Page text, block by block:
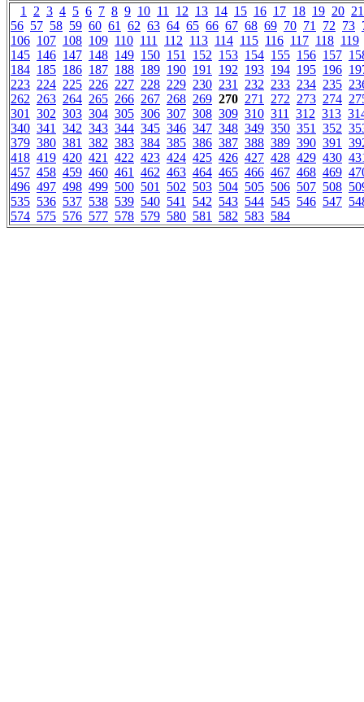
1 2 3 4 5 6 7 8 9 10 11 12 13 14 15 16 17 18 19 20 21
56 57 58 59 60 61 62 63 64 65 66 67 68 69 70 71 72 73
106 107 108 109 110 111 112 113 114 115 116 117 118 119
145 146 147 148 149 150 151 152 153 154 155 156 157
184 185 186 187 188 189 190 191 192 193 194 195 196
223 224 225 226 227 228 229 230 231 232 233 234 235
262 263 264 265 266 267 268 269 270 271 272 273 274
301 302 303 304 305 306 307 308 309 310 311 312 313
340 341 342 343 344 345 346 347 348 349 350 351 352
379 380 381 382 383 384 385 386 387 388 389 390 391
418 419 420 421 422 423 424 425 426 427 428 429 430
457 458 459 460 461 462 463 464 465 466 467 468 469
496 497 498 499 500 501 502 503 504 505 506 507 508
535 536 537 538 539 540 541 542 543 544 545 546 547
574 575 576 577 578 579 580 581 582 583 584